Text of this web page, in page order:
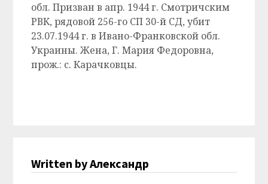
обл. Призван в апр. 1944 г. Смотричским
РВК, рядовой 256-го СП 30-й СД, убит
23.07.1944 г. в Ивано-Франковской обл.
Украины. Жена, Г. Мария Федоровна,
прож.: с. Карачковцы.
Written by Александр